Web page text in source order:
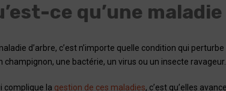
ce qu’une
d’arbre, c’est n’importe quelle condition qui
champignon, une bactérie, un virus ou un insecte ravageur.
complique la gestion de ces maladies, c’est qu’elles